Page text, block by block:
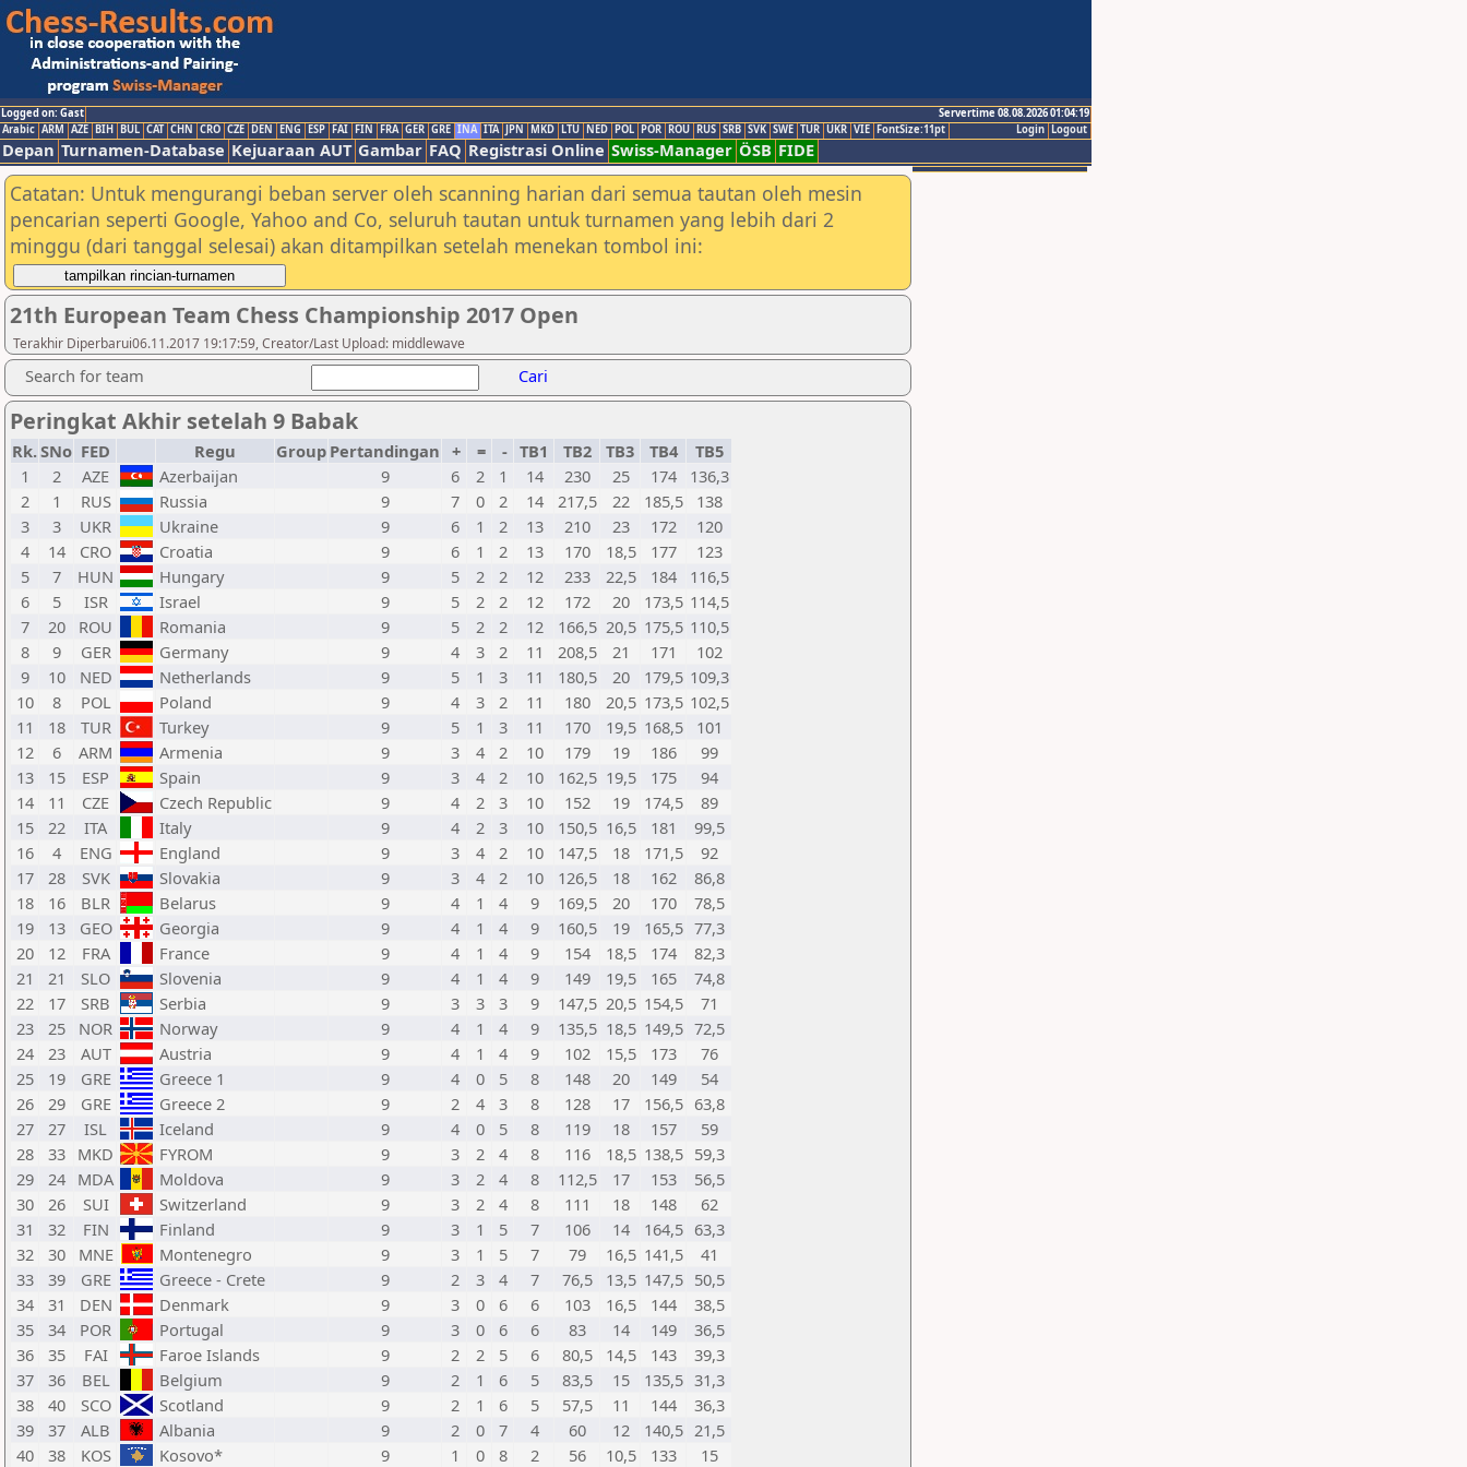
Logged on: Gast
Servertime 08.08.2026 01:04:19
Logout
Login
Arabic ARM AZE BIH BUL CAT CHN CRO CZE DEN ENG ESP FAI FIN FRA GER GRE INA ITA JPN MKD LTU NED POL POR ROU RUS SRB SVK SWE TUR UKR VIE FontSize:11pt
Depan Turnamen-Database Kejuaraan AUT Gambar FAQ Registrasi Online Swiss-Manager ÖSB FIDE
Catatan: Untuk mengurangi beban server oleh scanning harian dari semua tautan oleh mesin
pencarian seperti Google, Yahoo and Co, seluruh tautan untuk turnamen yang lebih dari 2
minggu (dari tanggal selesai) akan ditampilkan setelah menekan tombol ini:
21th European Team Chess Championship 2017 Open
Terakhir Diperbarui06.11.2017 19:17:59, Creator/Last Upload: middlewave
Search for team Cari
Peringkat Akhir setelah 9 Babak
Rk.SNo FED Regu Group Pertandingan + = - TB1 TB2 TB3 TB4
TB5
1
2 AZE Azerbaijan 9 6 2 1 14 230 25 174
136,3
2
1 RUS Russia 9 7 0 2 14 217,5 22 185,5
138
3
3 UKR Ukraine 9 6 1 2 13 210 23 172
120
4
14 CRO Croatia 9 6 1 2 13 170 18,5 177
123
5
7 HUN Hungary 9 5 2 2 12 233 22,5 184
116,5
6
5 ISR Israel 9 5 2 2 12 172 20 173,5 114,5
7
20 ROU Romania 9 5 2 2 12 166,5 20,5 175,5 110,5
8
9 GER Germany 9 4 3 2 11 208,5 21 171
102
9
10 NED Netherlands 9 5 1 3 11 180,5 20 179,5 109,3
10
8 POL Poland 9 4 3 2 11 180 20,5 173,5 102,5
11
18 TUR Turkey 9 5 1 3 11 170 19,5 168,5
101
12
6 ARM Armenia 9 3 4 2 10 179 19 186
99
13
15 ESP Spain 9 3 4 2 10 162,5 19,5 175
94
14
11 CZE Czech Republic 9 4 2 3 10 152 19 174,5
89
15
22 ITA Italy 9 4 2 3 10 150,5 16,5 181
99,5
16
4 ENG England 9 3 4 2 10 147,5 18 171,5
92
17
28 SVK Slovakia 9 3 4 2 10 126,5 18 162
86,8
18
16 BLR Belarus 9 4 1 4 9 169,5 20 170
78,5
19
13 GEO Georgia 9 4 1 4 9 160,5 19 165,5 77,3
20
12 FRA France 9 4 1 4 9 154 18,5 174
82,3
21
21 SLO Slovenia 9 4 1 4 9 149 19,5 165
74,8
22
17 SRB Serbia 9 3 3 3 9 147,5 20,5 154,5
71
23
25 NOR Norway 9 4 1 4 9 135,5 18,5 149,5 72,5
24
23 AUT Austria 9 4 1 4 9 102 15,5 173
76
25
19 GRE Greece 1 9 4 0 5 8 148 20 149
54
26
29 GRE Greece 2 9 2 4 3 8 128 17 156,5 63,8
27
27 ISL Iceland 9 4 0 5 8 119 18 157
59
28
33 MKD FYROM 9 3 2 4 8 116 18,5 138,5 59,3
29
24 MDA Moldova 9 3 2 4 8 112,5 17 153
56,5
30
26 SUI Switzerland 9 3 2 4 8 111 18 148
62
31
32 FIN Finland 9 3 1 5 7 106 14 164,5 63,3
32
30 MNE Montenegro 9 3 1 5 7 79 16,5 141,5
41
33
39 GRE Greece - Crete 9 2 3 4 7 76,5 13,5 147,5 50,5
34
31 DEN Denmark 9 3 0 6 6 103 16,5 144
38,5
35
34 POR Portugal 9 3 0 6 6 83 14 149
36,5
36
35 FAI Faroe Islands 9 2 2 5 6 80,5 14,5 143
39,3
37
36 BEL Belgium 9 2 1 6 5 83,5 15 135,5 31,3
38
40 SCO Scotland 9 2 1 6 5 57,5 11 144
36,3
39
37 ALB Albania 9 2 0 7 4 60 12 140,5 21,5
40
38 KOS Kosovo* 9 1 0 8 2 56 10,5 133 15